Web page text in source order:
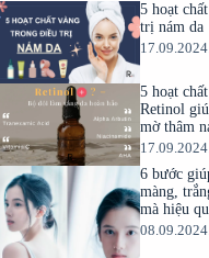
5 hoạt
trị nám da
5 hoạt
Retinol
mờ thâm
6 bước
màng,
mà hiệu